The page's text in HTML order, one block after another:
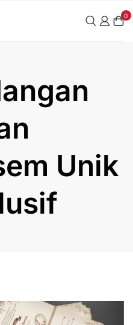
0
Unik